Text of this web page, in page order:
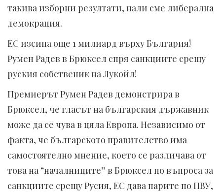
такива изборни резултати, нали сме либерална
демокрация.
ЕС изсипа още 1 милиард върху България!
Румен Радев в Брюксел спря санкциите срещу
руския собственик на Лукойл!
Премиерът Румен Радев демонстрира в
Брюксел, че гласът на българския държавник
може да се чува в цяла Европа. Независимо от
факта, че българското правителство има
самостоятелно мнение, което се различава от
това на “началниците” в Брюксел по въпроса за
санкциите срещу Русия, ЕС дава парите по ПВУ,